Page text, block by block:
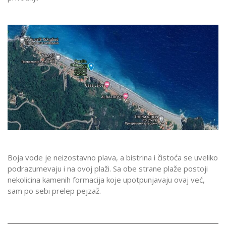
Boja vode je neizostavno plava, a bistrina i čistoća se uveliko
podrazumevaju i na ovoj plaži. Sa obe strane plaže postoji
nekolicina kamenih formacija koje upotpunjavaju ovaj već,
sam po sebi prelep pejzaž.